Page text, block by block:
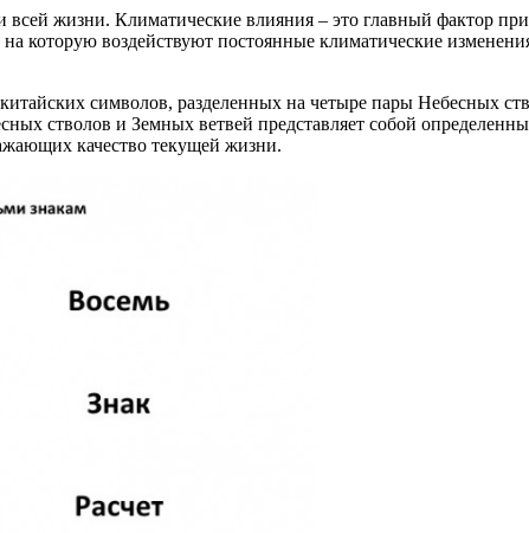
всей жизни. Климатические влияния – это главный фактор
которую воздействуют постоянные климатические
символов, разделенных на четыре пары Небесных
стволов и Земных ветвей представляет собой
качество текущей жизни.